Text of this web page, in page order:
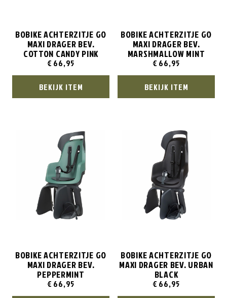
BOBIKE ACHTERZITJE GO
MAXI DRAGER BEV.
COTTON CANDY PINK
€ 66,95
BEKIJK ITEM
BOBIKE ACHTERZITJE GO
MAXI DRAGER BEV.
MARSHMALLOW MINT
€ 66,95
BEKIJK ITEM
BOBIKE ACHTERZITJE GO
MAXI DRAGER BEV.
PEPPERMINT
€ 66,95
BOBIKE ACHTERZITJE GO
MAXI DRAGER BEV. URBAN
BLACK
€ 66,95